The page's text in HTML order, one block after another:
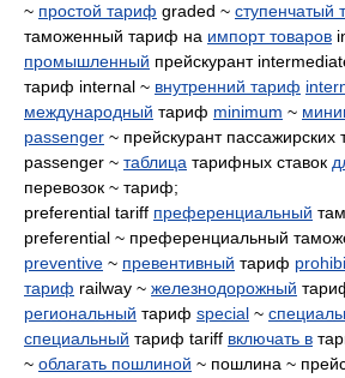
~ простой тариф graded ~ ступенчатый
таможенный тариф на импорт товаров
промышленный прейскурант
тариф internal ~ внутренний тариф
международный тариф minimum ~
passenger ~ прейскурант пассажирских
passenger ~ таблица тарифных ставок
перевозок ~ тариф;
preferential tariff преференциальный
preferential ~ преференциальный
preventive ~ превентивный тариф
тариф railway ~ железнодорожный
региональный тариф special ~
специальный тариф tariff включать в
~ облагать пошлиной ~ пошлина ~